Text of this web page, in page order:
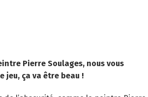
Pierre Soulages, nous vous
jeu, ça va être beau !